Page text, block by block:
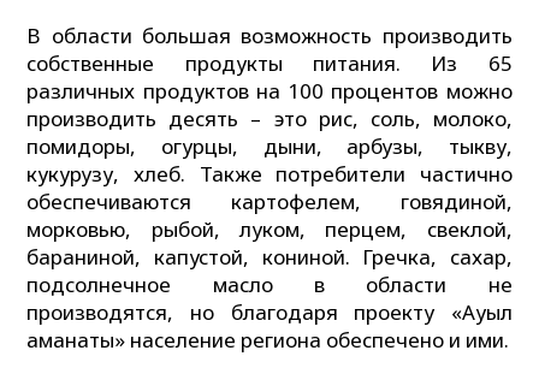
В области большая возможность производить
собственные продукты питания. Из 65
различных продуктов на 100 процентов можно
производить десять – это рис, соль, молоко,
помидоры, огурцы, дыни, арбузы, тыкву,
кукурузу, хлеб. Также потребители частично
обеспечиваются картофелем, говядиной,
морковью, рыбой, луком, перцем, свеклой,
бараниной, капустой, кониной. Гречка, сахар,
подсолнечное масло в области не
производятся, но благодаря проекту «Ауыл
аманаты» население региона обеспечено и ими.